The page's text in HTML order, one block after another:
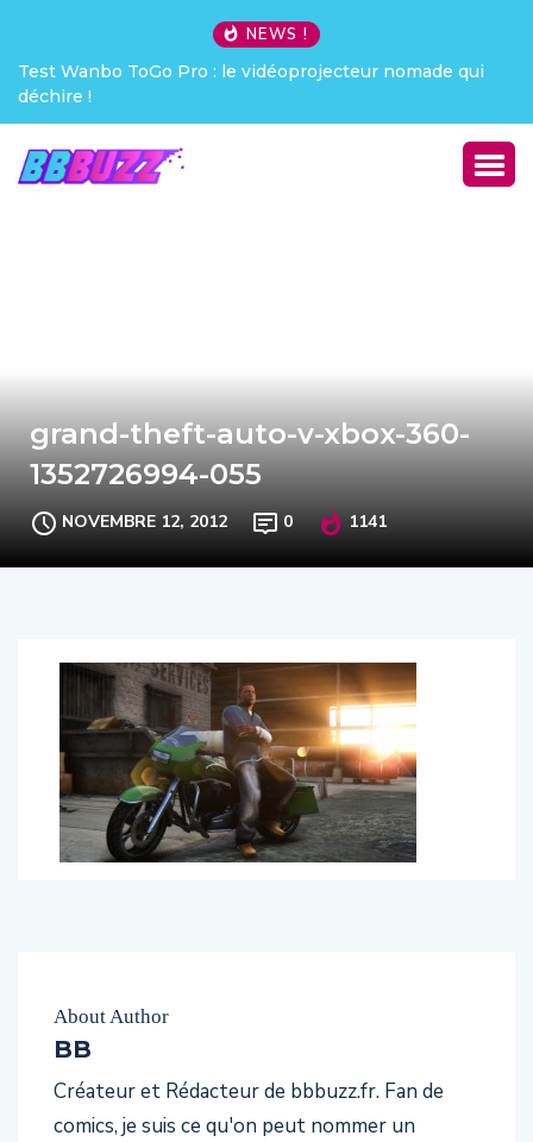
NEWS !
Test Wanbo ToGo Pro : le vidéoprojecteur nomade qui
déchire !
grand-theft-auto-v-xbox-360-
1352726994-055
NOVEMBRE 12, 2012 0 1141
About Author
BB
Créateur et Rédacteur de bbbuzz.fr. Fan de
comics, je suis ce qu'on peut nommer un